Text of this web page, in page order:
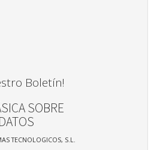
Boletín!
SOBRE
TECNOLOGICOS, S.L.